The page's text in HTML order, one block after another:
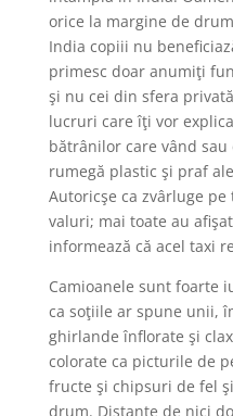
orice la margine de
India copiii nu
primesc doar anumiţi
şi nu cei din sfera
lucruri care îţi vor
bătrânilor care vând sau
rumegă plastic şi praf
Autoricşe ca zvârluge
valuri; mai toate au
informează că acel taxi
Camioanele sunt foarte
ca soţiile ar spune unii,
ghirlande înflorate şi
colorate ca picturile de
fructe şi chipsuri de fel
drum. Distanţe de nici